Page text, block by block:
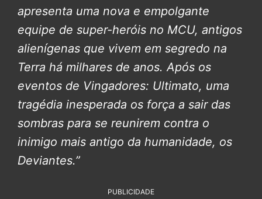
apresenta uma nova e empolgante
equipe de super-heróis no MCU, antigos
alienígenas que vivem em segredo na
Terra há milhares de anos. Após os
eventos de Vingadores: Ultimato, uma
tragédia inesperada os força a sair das
sombras para se reunirem contra o
inimigo mais antigo da humanidade, os
Deviantes.”
PUBLICIDADE